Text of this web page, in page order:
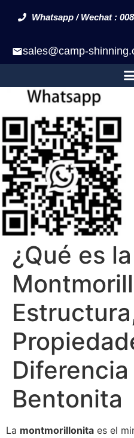
Whatsapp / Wechat :
sales@camp-
¿Qué es la
Bentonita
La montmorillonita es el